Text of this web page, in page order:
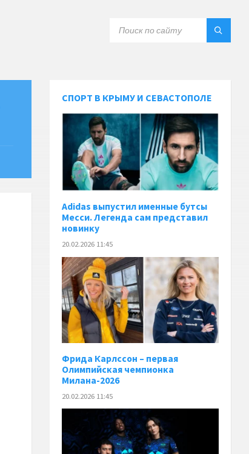
СПОРТ В КРЫМУ И СЕВАСТОПОЛЕ
Adidas выпустил именные бутсы
Месси. Легенда сам представил
новинку
20.02.2026 11:45
Фрида Карлссон – первая
Олимпийская чемпионка
Милана-2026
20.02.2026 11:45